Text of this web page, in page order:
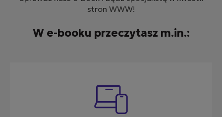
stron WWW!
W e-booku przeczytasz m.in.: